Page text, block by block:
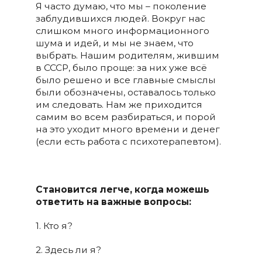
Я часто думаю, что мы – поколение
заблудившихся людей. Вокруг нас
слишком много информационного
шума и идей, и мы не знаем, что
выбрать. Нашим родителям, жившим
в СССР, было проще: за них уже всё
было решено и все главные смыслы
были обозначены, оставалось только
им следовать. Нам же приходится
самим во всем разбираться, и порой
на это уходит много времени и денег
(если есть работа с психотерапевтом).
Становится легче, когда можешь
ответить на важные вопросы:
1. Кто я?
2. Здесь ли я?